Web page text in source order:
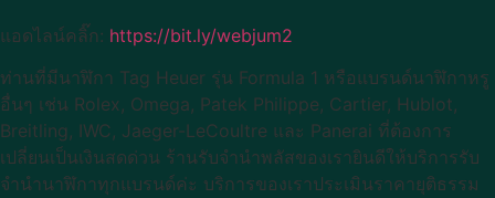
แอดไลน์คลิ๊ก: https://bit.ly/webjum2
ท่านที่มีนาฬิกา Tag Heuer รุ่น Formula 1 หรือแบรนด์นาฬิกาหรู
อื่นๆ เช่น Rolex, Omega, Patek Philippe, Cartier, Hublot,
Breitling, IWC, Jaeger-LeCoultre และ Panerai ที่ต้องการ
เปลี่ยนเป็นเงินสดด่วน ร้านรับจำนำพลัสของเรายินดีให้บริการรับ
จำนำนาฬิกาทุกแบรนด์ค่ะ บริการของเราประเมินราคายุติธรรม